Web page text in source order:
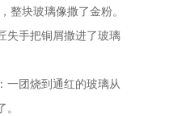
整块玻璃像撒了金粉。
失手把铜屑撒进了玻璃
一团烧到通红的玻璃从